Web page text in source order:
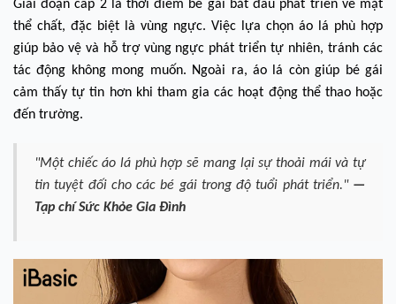
Giai đoạn cấp 2 là thời điểm bé gái bắt đầu phát triển về mặt
thể chất, đặc biệt là vùng ngực. Việc lựa chọn áo lá phù hợp
giúp bảo vệ và hỗ trợ vùng ngực phát triển tự nhiên, tránh các
tác động không mong muốn. Ngoài ra, áo lá còn giúp bé gái
cảm thấy tự tin hơn khi tham gia các hoạt động thể thao hoặc
đến trường.
"Một chiếc áo lá phù hợp sẽ mang lại sự thoải mái và tự
tin tuyệt đối cho các bé gái trong độ tuổi phát triển." —
Tạp chí Sức Khỏe Gia Đình